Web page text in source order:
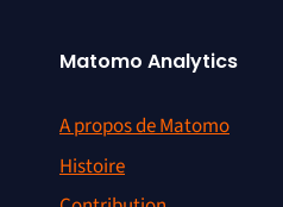
Matomo Analytics
A propos de Matomo
Histoire